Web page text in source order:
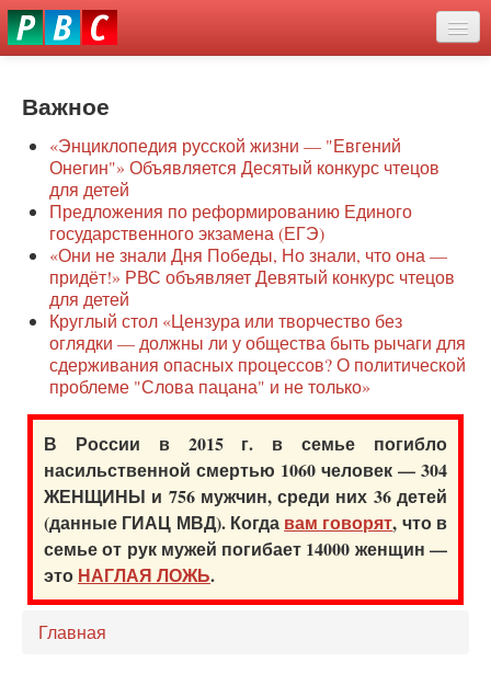
Перейти
к
О нас
Защита семей
Образование
Наше сопротивление
Регионы
Видео
Важное
«Энциклопедия русской жизни — "Евгений
Онегин"» Объявляется Десятый конкурс чтецов
для детей
Предложения по реформированию Единого
государственного экзамена (ЕГЭ)
«Они не знали Дня Победы, Но знали, что она —
придёт!» РВС объявляет Девятый конкурс чтецов
для детей
Круглый стол «Цензура или творчество без
оглядки — должны ли у общества быть рычаги для
сдерживания опасных процессов? О политической
проблеме "Слова пацана" и не только»
В России в 2015 г. в семье погибло
насильственной смертью 1060 человек — 304
ЖЕНЩИНЫ и 756 мужчин, среди них 36 детей
(данные ГИАЦ МВД). Когда вам говорят, что в
семье от рук мужей погибает 14000 женщин —
это НАГЛАЯ ЛОЖЬ.
Главная